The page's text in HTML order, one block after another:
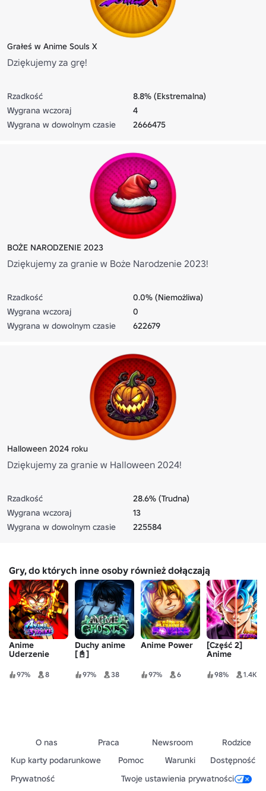
Grałeś w Anime Souls X
Dziękujemy za grę!
Rzadkość
8.8% (Ekstremalna)
Wygrana wczoraj
4
Wygrana w dowolnym czasie
2666475
BOŻE NARODZENIE 2023
Dziękujemy za granie w Boże Narodzenie 2023!
Rzadkość
0.0% (Niemożliwa)
Wygrana wczoraj
0
Wygrana w dowolnym czasie
622679
Halloween 2024 roku
Dziękujemy za granie w Halloween 2024!
Rzadkość
28.6% (Trudna)
Wygrana wczoraj
13
Wygrana w dowolnym czasie
225584
Gry, do których inne osoby również dołączają
Anime
Uderzenie
97% 8
Duchy anime
[📓]
97% 38
Anime Power
97% 6
[Część 2]
Anime
Wieczny
98% 1.4K
O nas Praca Newsroom
Rodzice
Kup karty podarunkowe
Pomoc Warunki
Dostępność
Prywatność
Twoje ustawienia prywatności